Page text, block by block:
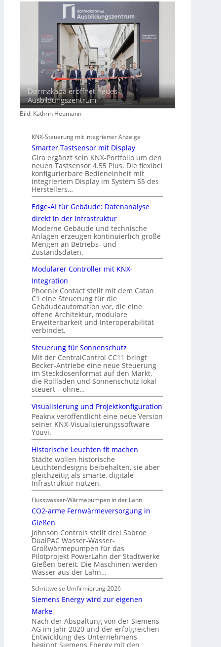
t
Dormakaba eröffnet neues
Ausbildungszentrum
Bild: Kathrin Heumann
KNX-Steuerung mit integrierter Anzeige
Smarter Tastsensor mit Display
Gira ergänzt sein KNX-Portfolio um den
neuen Tastsensor 4.55 Plus. Die flexibel
konfigurierbare Bedieneinheit mit
integriertem Display im System 55 des
Herstellers…
Edge-AI für Gebäude: Datenanalyse
direkt in der Infrastruktur
Moderne Gebäude und technische
Anlagen erzeugen kontinuierlich große
Mengen an Betriebs- und
Zustandsdaten.
Modularer Controller mit KNX-
Integration
Phoenix Contact stellt mit dem Catan
C1 eine Steuerung für die
Gebäudeautomation vor, die eine
offene Architektur, modulare
Erweiterbarkeit und Interoperabilität
verbindet.
Steuerung für Sonnenschutz
Mit der CentralControl CC11 bringt
Becker-Antriebe eine neue Steuerung
im Steckdosenformat auf den Markt,
die Rollläden und Sonnenschutz lokal
steuert – ohne…
Visualisierung und Projektkonfiguration
Peaknx veröffentlicht eine neue Version
seiner KNX-Visualisierungssoftware
Youvi.
Historische Leuchten fit machen
Städte wollen historische
Leuchtendesigns beibehalten, sie aber
gleichzeitig als smarte, digitale
Infrastruktur nutzen.
Flusswasser-Wärmepumpen in der Lahn
CO2-arme Fernwärmeversorgung in
Gießen
Johnson Controls stellt drei Sabroe
DualPAC Wasser-Wasser-
Großwärmepumpen für das
Pilotprojekt PowerLahn der Stadtwerke
Gießen bereit. Die Maschinen werden
Wasser aus der Lahn…
Schrittweise Umfirmierung 2026
Siemens Energy wird zur eigenen
Marke
Nach der Abspaltung von der Siemens
AG im Jahr 2020 und der erfolgreichen
Entwicklung des Unternehmens
beginnt Siemens Energy mit den